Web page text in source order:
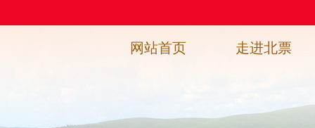
网站首页 走进北票